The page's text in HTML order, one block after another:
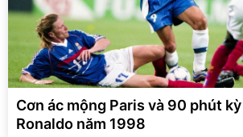
Cơn ác mộng Paris và 90 phút
Ronaldo năm 1998